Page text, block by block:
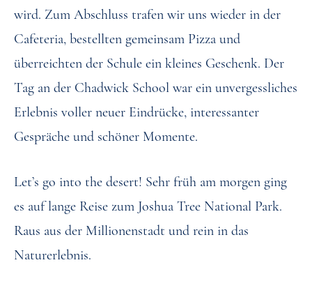
wird. Zum Abschluss trafen wir uns wieder in der
Cafeteria, bestellten gemeinsam Pizza und
überreichten der Schule ein kleines Geschenk. Der
Tag an der Chadwick School war ein unvergessliches
Erlebnis voller neuer Eindrücke, interessanter
Gespräche und schöner Momente.
Let’s go into the desert! Sehr früh am morgen ging
es auf lange Reise zum Joshua Tree National Park.
Raus aus der Millionenstadt und rein in das
Naturerlebnis.